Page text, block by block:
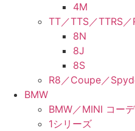
4M
TT／TTS／TTRS
8N
8J
8S
R8／Coupe／
BMW
BMW／MINI コー
1シリーズ